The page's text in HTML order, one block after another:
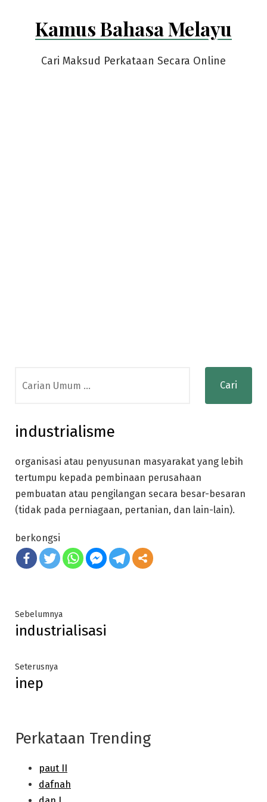
Kamus Bahasa Melayu
Cari Maksud Perkataan Secara Online
for:
industrialisme
organisasi atau penyusunan masyarakat yang lebih
tertumpu kepada pembinaan perusahaan
pembuatan atau pengilangan secara besar-besaran
(tidak pada perniagaan, pertanian, dan lain-lain).
berkongsi
Post
navigation
SebelumnyaPrevious
post:
industrialisasi
SeterusnyaNext
inep
Perkataan Trending